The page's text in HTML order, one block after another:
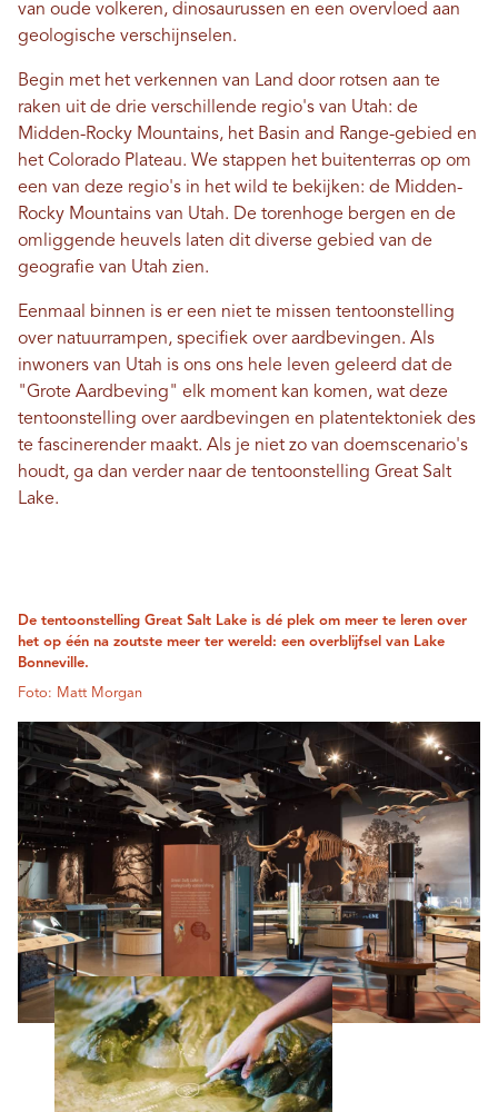
van oude volkeren, dinosaurussen en een overvloed aan
geologische verschijnselen.
Begin met het verkennen van Land door rotsen aan te
raken uit de drie verschillende regio's van Utah: de
Midden-Rocky Mountains, het Basin and Range-gebied en
het Colorado Plateau. We stappen het buitenterras op om
een ​​van deze regio's in het wild te bekijken: de Midden-
Rocky Mountains van Utah. De torenhoge bergen en de
omliggende heuvels laten dit diverse gebied van de
geografie van Utah zien.
Eenmaal binnen is er een niet te missen tentoonstelling
over natuurrampen, specifiek over aardbevingen. Als
inwoners van Utah is ons ons hele leven geleerd dat de
"Grote Aardbeving" elk moment kan komen, wat deze
tentoonstelling over aardbevingen en platentektoniek des
te fascinerender maakt. Als je niet zo van doemscenario's
houdt, ga dan verder naar de tentoonstelling Great Salt
Lake.
De tentoonstelling Great Salt Lake is dé plek om meer te leren over
het op één na zoutste meer ter wereld: een overblijfsel van Lake
Bonneville.
Foto: Matt Morgan